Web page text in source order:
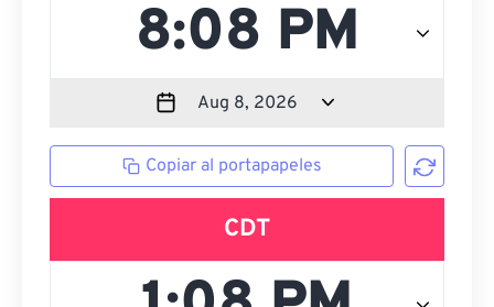
Copiar al portapapeles
CDT